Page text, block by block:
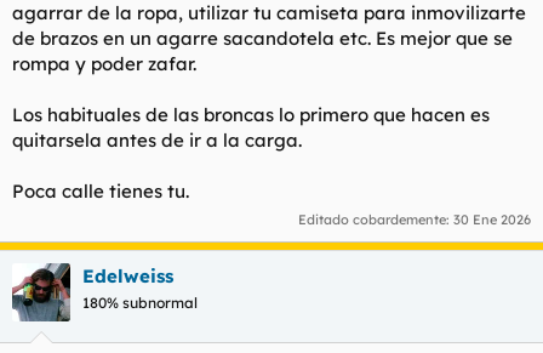
agarrar de la ropa, utilizar tu camiseta para inmovilizarte
de brazos en un agarre sacandotela etc. Es mejor que se
rompa y poder zafar.
Los habituales de las broncas lo primero que hacen es
quitarsela antes de ir a la carga.
Poca calle tienes tu.
Editado cobardemente: 30 Ene 2026
Edelweiss
180% subnormal